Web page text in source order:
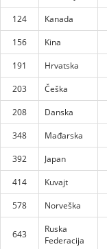
124
Kanada
156
Kina
191
Hrvatska
203
Češka
208
Danska
348
Mađarska
392
Japan
414
Kuvajt
578
Norveška
643
Ruska
Federacija